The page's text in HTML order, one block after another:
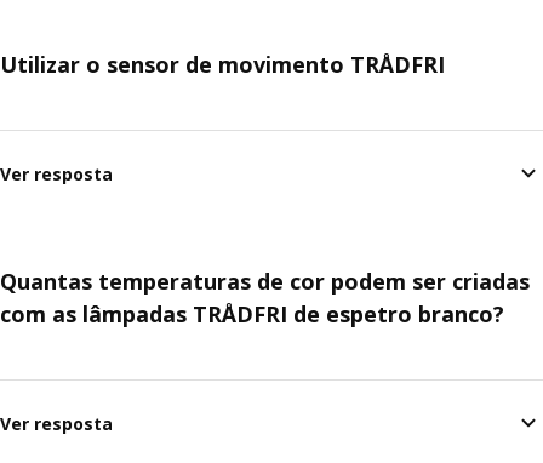
Utilizar o sensor de movimento TRÅDFRI
Ver resposta
Quantas temperaturas de cor podem ser criadas
com as lâmpadas TRÅDFRI de espetro branco?
Ver resposta